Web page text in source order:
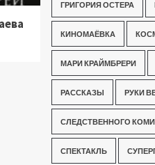
ГРИГОРИЯ ОСТЕРА
КИНОМАЁВКА
МАРИ КРАЙМБРЕРИ
РАССКАЗЫ РУКИ
СЛЕДСТВЕННОГО
СПЕКТАКЛЬ